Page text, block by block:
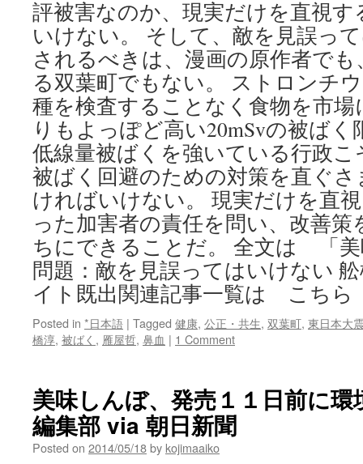
評被害なのか、現実だけを直視
いけない。 そして、敵を見誤っ
されるべきは、漫画の原作者で
る双葉町でもない。 ストロンチ
種を検査することなく食物を市
りもよっぽど高い20mSvの被ば
低線量被ばくを強いている行政
被ばく回避のための対策を直ぐ
ければいけない。 現実だけを直
った加害者の責任を問い、改善
ちにできることだ。 全文は 「
問題：敵を見誤ってはいけない
イト既出関連記事一覧は こちら
Posted in *日本語 | Tagged 健康, 公正・共生, 双葉町, 東日本大
橋淳, 被ばく , 雁屋哲, 鼻血 | 1 Comment
美味しんぼ、発売１１日前に
編集部 via 朝日新聞
Posted on 2014/05/18by kojimaaiko